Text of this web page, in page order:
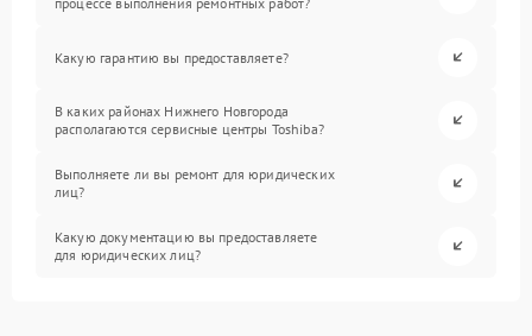
Какую гарантию вы предоставляете?
В каких районах Нижнего Новгорода
располагаются сервисные центры Toshiba?
Выполняете ли вы ремонт для юридических
лиц?
Какую документацию вы предоставляете
для юридических лиц?